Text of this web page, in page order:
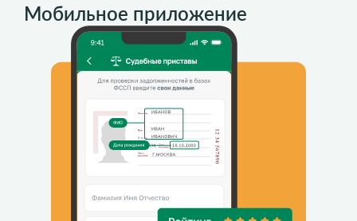
Мобильное приложение